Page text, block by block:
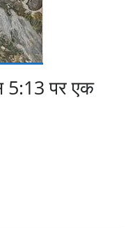
5:13 पर एक